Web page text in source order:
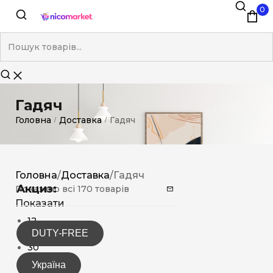
0
Гадяч
Головна / Доставка / Гадяч
Акциз:
DUTY-FREE
Україна
Головна/Доставка/Гадяч
Показано всі 170 товарів
Показати
12
15
30